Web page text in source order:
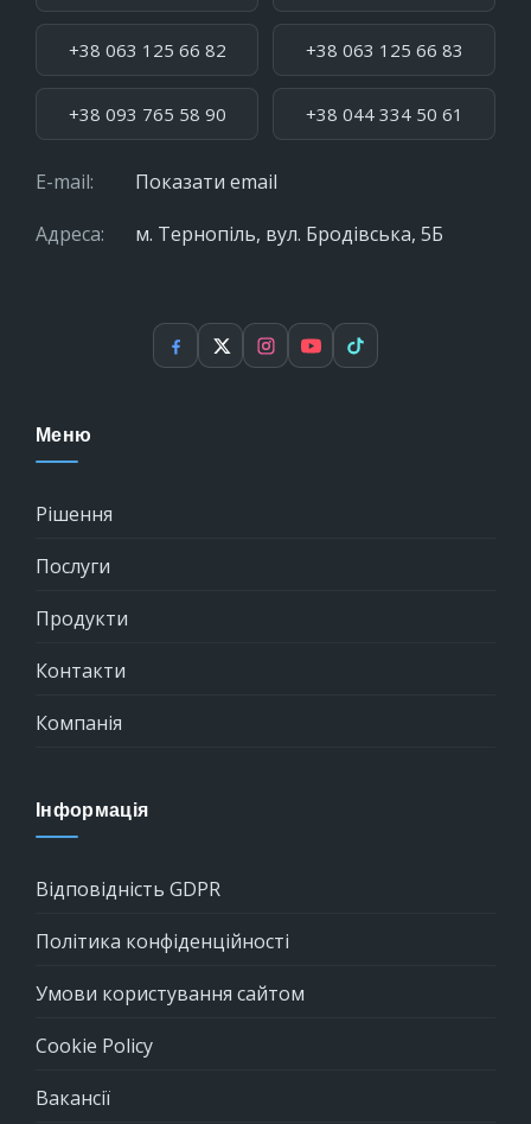
+38 063 125 66 82 +38 063 125 66 83
+38 093 765 58 90 +38 044 334 50 61
E-mail:
Показати email
Адреса:
м. Тернопіль, вул. Бродівська, 5Б
Facebook
X Instagram
YouTubeTikTok
Меню
Рішення
Послуги
Продукти
Контакти
Компанія
Інформація
Відповідність GDPR
Політика конфіденційності
Умови користування сайтом
Cookie Policy
Вакансії